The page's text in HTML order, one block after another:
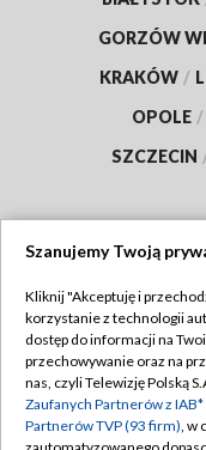
GORZÓW
KRAKÓW /
OPOLE /
SZCZECIN
Abonament TVP
Emisja w TVP
Centrum informacji
Szanujemy Twoją
Kliknij "Akceptuję i
korzystanie z technologii
dostęp do informacji na
przechowywanie oraz na
nas, czyli Telewizję Polską
Zaufanych Partnerów z
Partnerów TVP (93 firm), w